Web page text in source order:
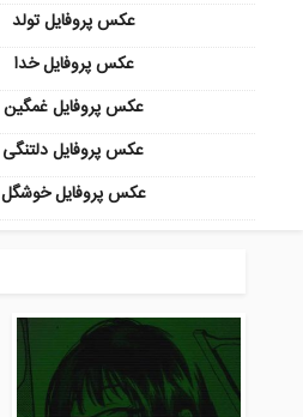
عکس پروفایل تولد
عکس پروفایل خدا
عکس پروفایل غمگین
عکس پروفایل دلتنگی
عکس پروفایل خوشگل